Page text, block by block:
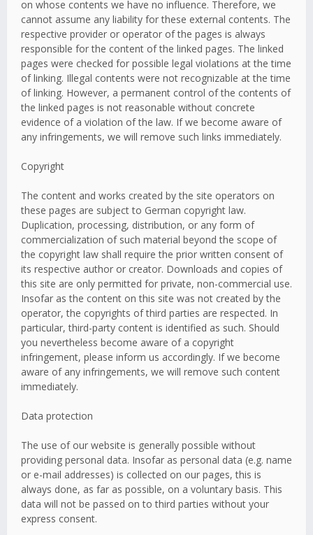
on whose contents we have no influence. Therefore, we
cannot assume any liability for these external contents. The
respective provider or operator of the pages is always
responsible for the content of the linked pages. The linked
pages were checked for possible legal violations at the time
of linking. Illegal contents were not recognizable at the time
of linking. However, a permanent control of the contents of
the linked pages is not reasonable without concrete
evidence of a violation of the law. If we become aware of
any infringements, we will remove such links immediately.
Copyright
The content and works created by the site operators on
these pages are subject to German copyright law.
Duplication, processing, distribution, or any form of
commercialization of such material beyond the scope of
the copyright law shall require the prior written consent of
its respective author or creator. Downloads and copies of
this site are only permitted for private, non-commercial use.
Insofar as the content on this site was not created by the
operator, the copyrights of third parties are respected. In
particular, third-party content is identified as such. Should
you nevertheless become aware of a copyright
infringement, please inform us accordingly. If we become
aware of any infringements, we will remove such content
immediately.
Data protection
The use of our website is generally possible without
providing personal data. Insofar as personal data (e.g. name
or e-mail addresses) is collected on our pages, this is
always done, as far as possible, on a voluntary basis. This
data will not be passed on to third parties without your
express consent.